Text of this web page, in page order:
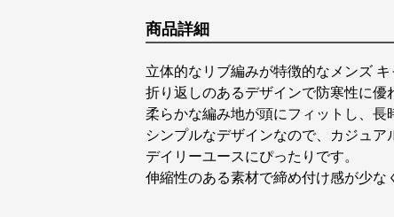
商品詳細
立体的なリブ編みが特徴的なメンズ
折り返しのあるデザインで防寒性に優
柔らかな編み地が頭にフィットし、長
シンプルなデザインなので、カジュア
デイリーユースにぴったりです。
伸縮性のある素材で締め付け感が少な